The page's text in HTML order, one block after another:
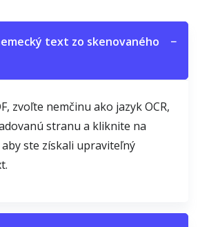
text zo skenovaného
−
zvoľte nemčinu ako jazyk OCR,
stranu a kliknite na
aby ste získali upraviteľný